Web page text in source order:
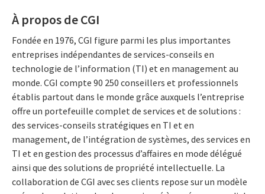
À propos de CGI
Fondée en 1976, CGI figure parmi les plus importantes
entreprises indépendantes de services-conseils en
technologie de l’information (TI) et en management au
monde. CGI compte 90 250 conseillers et professionnels
établis partout dans le monde grâce auxquels l’entreprise
offre un portefeuille complet de services et de solutions :
des services-conseils stratégiques en TI et en
management, de l’intégration de systèmes, des services en
TI et en gestion des processus d’affaires en mode délégué
ainsi que des solutions de propriété intellectuelle. La
collaboration de CGI avec ses clients repose sur un modèle